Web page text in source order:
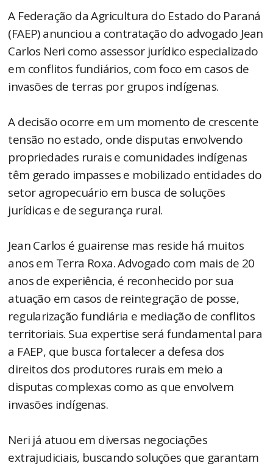
A Federação da Agricultura do Estado do Paraná
(FAEP) anunciou a contratação do advogado Jean
Carlos Neri como assessor jurídico especializado
em conflitos fundiários, com foco em casos de
invasões de terras por grupos indígenas.
A decisão ocorre em um momento de crescente
tensão no estado, onde disputas envolvendo
propriedades rurais e comunidades indígenas
têm gerado impasses e mobilizado entidades do
setor agropecuário em busca de soluções
jurídicas e de segurança rural.
Jean Carlos é guairense mas reside há muitos
anos em Terra Roxa. Advogado com mais de 20
anos de experiência, é reconhecido por sua
atuação em casos de reintegração de posse,
regularização fundiária e mediação de conflitos
territoriais. Sua expertise será fundamental para
a FAEP, que busca fortalecer a defesa dos
direitos dos produtores rurais em meio a
disputas complexas como as que envolvem
invasões indígenas.
Neri já atuou em diversas negociações
extrajudiciais, buscando soluções que garantam